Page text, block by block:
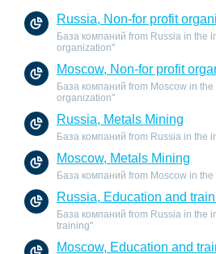
Russia, Non-for profit
База компаний from Russia in the
organization"
Moscow, Non-for profit
База компаний from Moscow in
organization"
Russia, Metals Mining
База компаний from Russia in the
Moscow, Metals Mining
База компаний from Moscow in
Russia, Education and
База компаний from Russia in the
training"
Moscow, Education and